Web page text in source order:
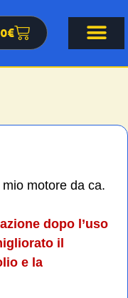
€
motore da ca.
dopo l’uso
il
e la